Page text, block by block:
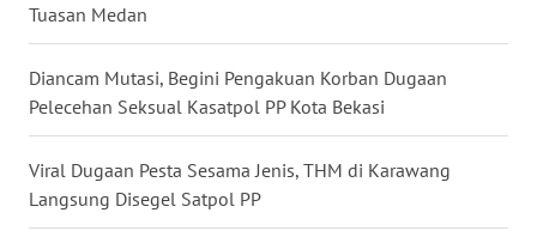
Tuasan Medan
Diancam Mutasi, Begini Pengakuan Korban Dugaan
Pelecehan Seksual Kasatpol PP Kota Bekasi
Viral Dugaan Pesta Sesama Jenis, THM di Karawang
Langsung Disegel Satpol PP
MALUT
WN
DAIRI